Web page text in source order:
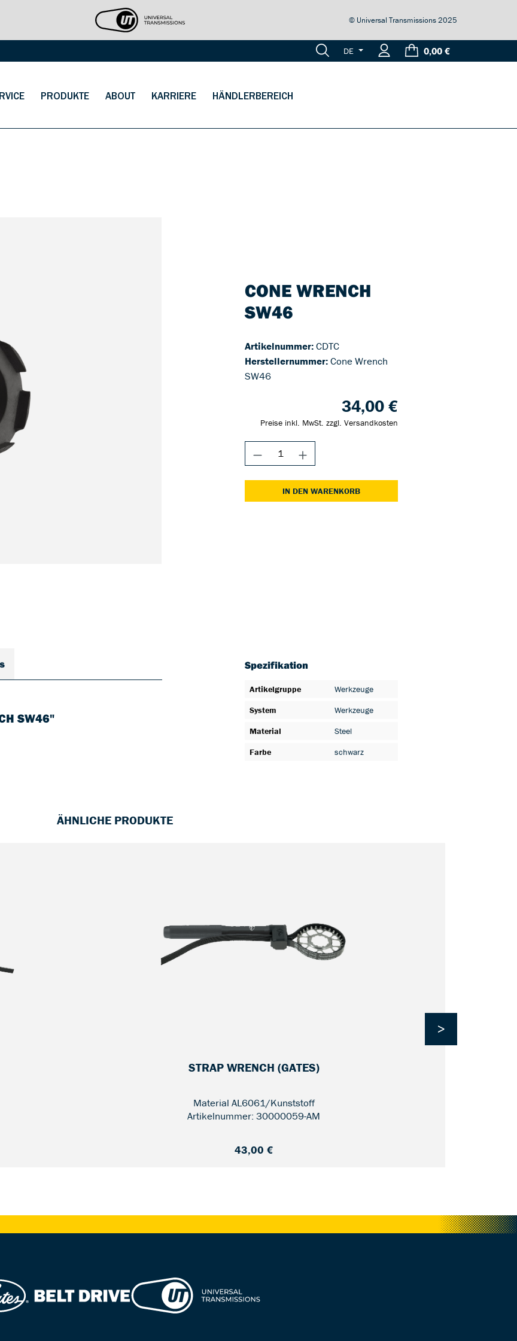
© Universal Transmissions 2025
DE 0,00 €
PRODUKTE ABOUT KARRIERE HÄNDLERBEREICH
CONE WRENCH
SW46
Artikelnummer:CDTC
Herstellernummer:Cone Wrench
SW46
34,00 €
Preise inkl. MwSt. zzgl. Versandkosten
IN DEN WARENKORB
SW46"
Spezifikation
Artikelgruppe
Werkzeuge
System
Werkzeuge
Material
Steel
Farbe
schwarz
ÄHNLICHE PRODUKTE
STRAP WRENCH (GATES)
Material AL6061/Kunststoff
Artikelnummer: 30000059-AM
43,00 €
>